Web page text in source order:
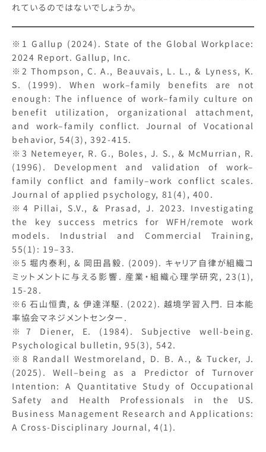
れているのではないでしょうか。
※1 Gallup (2024). State of the Global Workplace:
2024 Report. Gallup, Inc.
※2 Thompson, C. A., Beauvais, L. L., & Lyness, K.
S. (1999). When work–family benefits are not
enough: The influence of work–family culture on
benefit utilization, organizational attachment,
and work–family conflict. Journal of Vocational
behavior, 54(3), 392-415.
※3 Netemeyer, R. G., Boles, J. S., & McMurrian, R.
(1996). Development and validation of work–
family conflict and family–work conflict scales.
Journal of applied psychology, 81(4), 400.
※4 Pillai, S.V., & Prasad, J. 2023. Investigating
the key success metrics for WFH/remote work
models. Industrial and Commercial Training,
55(1): 19–33.
※5 堀内泰利, & 岡田昌毅. (2009). キャリア自律が組織コ
ミットメントに与える影響. 産業・組織心理学研究, 23(1),
15-28.
※6 石山恒貴, & 伊達洋駆. (2022). 越境学習入門. 日本能
率協会マネジメントセンター.
※7 Diener, E. (1984). Subjective well-being.
Psychological bulletin, 95(3), 542.
※8 Randall Westmoreland, D. B. A., & Tucker, J.
(2025). Well–being as a Predictor of Turnover
Intention: A Quantitative Study of Occupational
Safety and Health Professionals in the US.
Business Management Research and Applications:
A Cross-Disciplinary Journal, 4(1).